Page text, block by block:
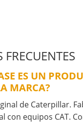
FRECUENTES
ES UN
MARCA?
de Caterpillar.
equipos CAT.